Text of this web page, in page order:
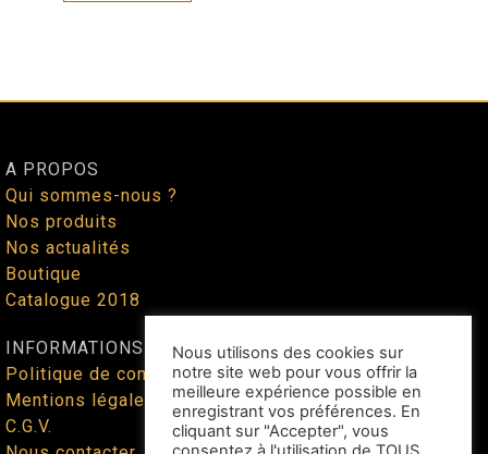
A PROPOS
Qui sommes-nous ?
Nos produits
Nos actualités
Boutique
Catalogue 2018
INFORMATIONS
Politique de confidentialité
Mentions légales
C.G.V.
Nous utilisons des cookies sur
notre site web pour vous offrir la
meilleure expérience possible en
enregistrant vos préférences. En
cliquant sur "Accepter", vous